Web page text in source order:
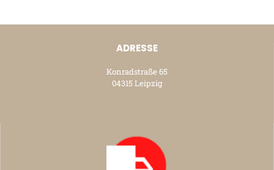
ADRESSE
Konradstraße 65
04315 Leipzig